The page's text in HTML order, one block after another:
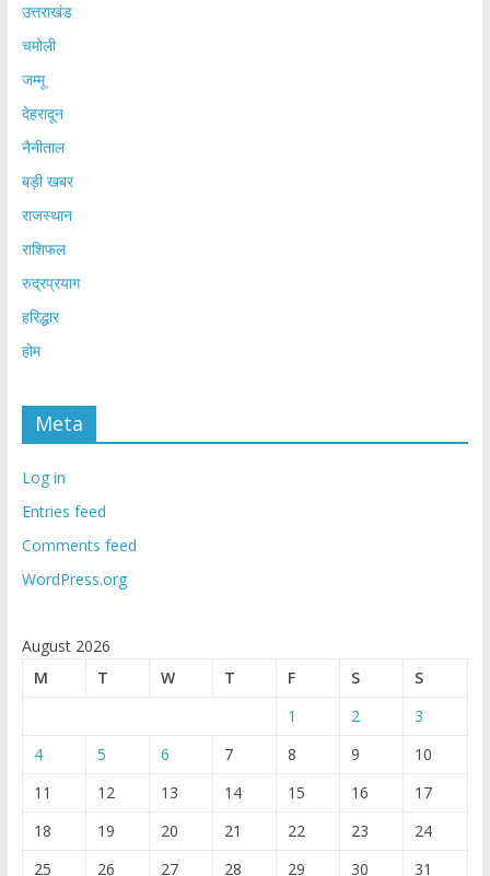
उत्तराखंड
चमोली
जम्मू
देहरादून
नैनीताल
बड़ी खबर
राजस्थान
राशिफल
रुद्रप्रयाग
हरिद्धार
होम
Meta
Log in
Entries feed
Comments feed
WordPress.org
August 2026
M
T W T F S
S
1
2
3
4
5 6 7 8 9
10
11
12 13 14 15 16
17
18
19 20 21 22 23
24
25
26 27 28 29 30 31